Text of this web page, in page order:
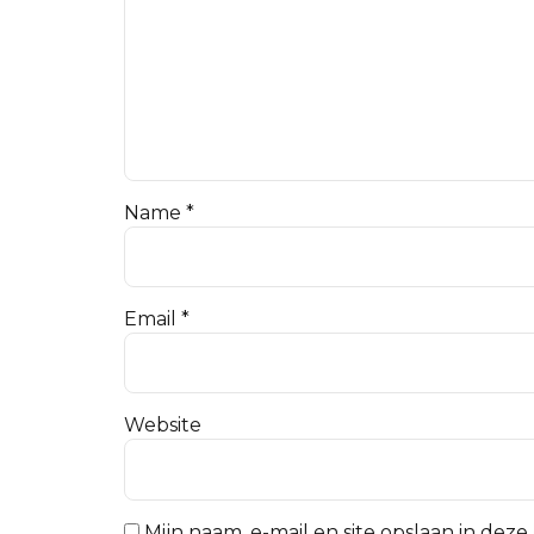
Name *
Email *
Website